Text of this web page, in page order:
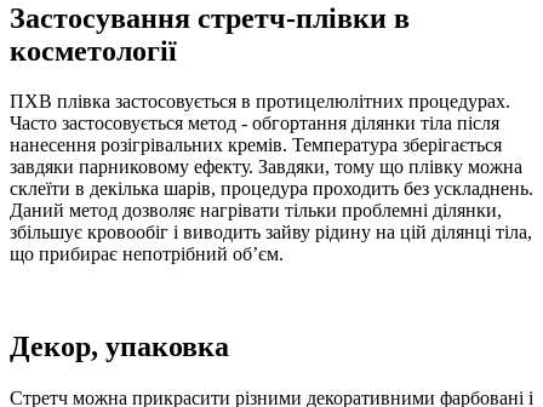
Застосування стретч-плівки в
косметології
ПХВ плівка застосовується в протицелюлітних процедурах.
Часто застосовується метод - обгортання ділянки тіла після
нанесення розігрівальних кремів. Температура зберігається
завдяки парниковому ефекту. Завдяки, тому що плівку можна
склеїти в декілька шарів, процедура проходить без ускладнень.
Даний метод дозволяє нагрівати тільки проблемні ділянки,
збільшує кровообіг і виводить зайву рідину на цій ділянці тіла,
що прибирає непотрібний об’єм.
Декор, упаковка
Стретч можна прикрасити різними декоративними фарбовані і